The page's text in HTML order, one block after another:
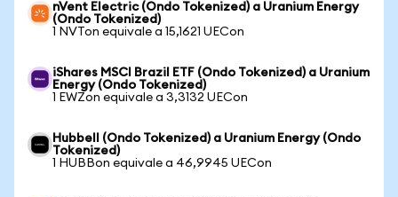
nVent Electric (Ondo Tokenized) a Uranium Energy
(Ondo Tokenized)
1 NVTon equivale a 15,1621 UECon
iShares MSCI Brazil ETF (Ondo Tokenized) a Uranium
Energy (Ondo Tokenized)
1 EWZon equivale a 3,3132 UECon
Hubbell (Ondo Tokenized) a Uranium Energy (Ondo
Tokenized)
1 HUBBon equivale a 46,9945 UECon